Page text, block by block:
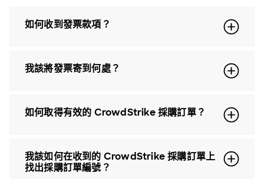
如何收到發票款項？
我該將發票寄到何處？
如何取得有效的 CrowdStrike 採購訂單？
我該如何在收到的 CrowdStrike 採購訂單上
找出採購訂單編號？